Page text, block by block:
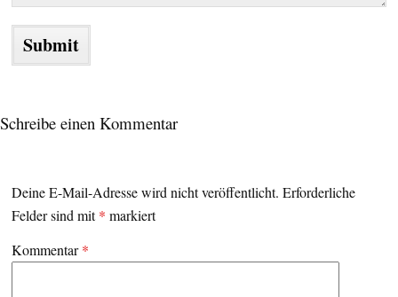
Schreibe einen Kommentar
Deine E-Mail-Adresse wird nicht veröffentlicht. Erforderliche
Felder sind mit* markiert
Kommentar*